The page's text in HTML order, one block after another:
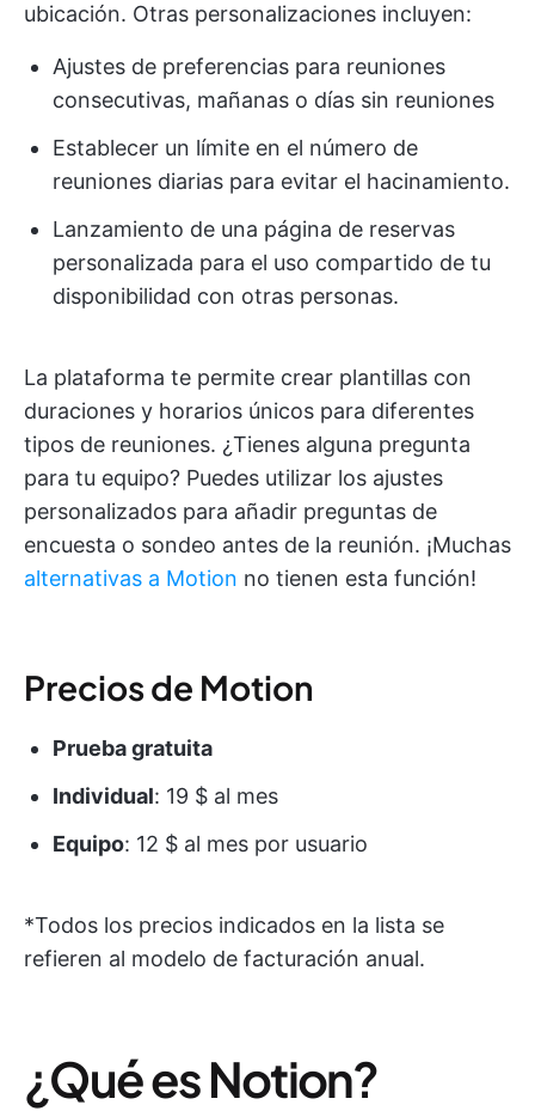
ubicación. Otras personalizaciones incluyen:
Ajustes de preferencias para reuniones
consecutivas, mañanas o días sin reuniones
Establecer un límite en el número de
reuniones diarias para evitar el hacinamiento.
Lanzamiento de una página de reservas
personalizada para el uso compartido de tu
disponibilidad con otras personas.
La plataforma te permite crear plantillas con
duraciones y horarios únicos para diferentes
tipos de reuniones. ¿Tienes alguna pregunta
para tu equipo? Puedes utilizar los ajustes
personalizados para añadir preguntas de
encuesta o sondeo antes de la reunión. ¡Muchas
alternativas a Motion no tienen esta función!
Precios de Motion
Prueba gratuita
Individual: 19 $ al mes
Equipo: 12 $ al mes por usuario
*Todos los precios indicados en la lista se
refieren al modelo de facturación anual.
¿Qué es Notion?